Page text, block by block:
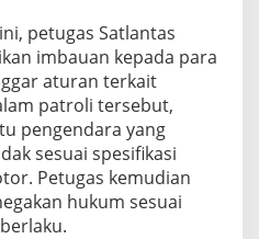
petugas Satlantas
imbauan kepada para
aturan terkait
patroli tersebut,
pengendara yang
sesuai spesifikasi
Petugas kemudian
hukum sesuai